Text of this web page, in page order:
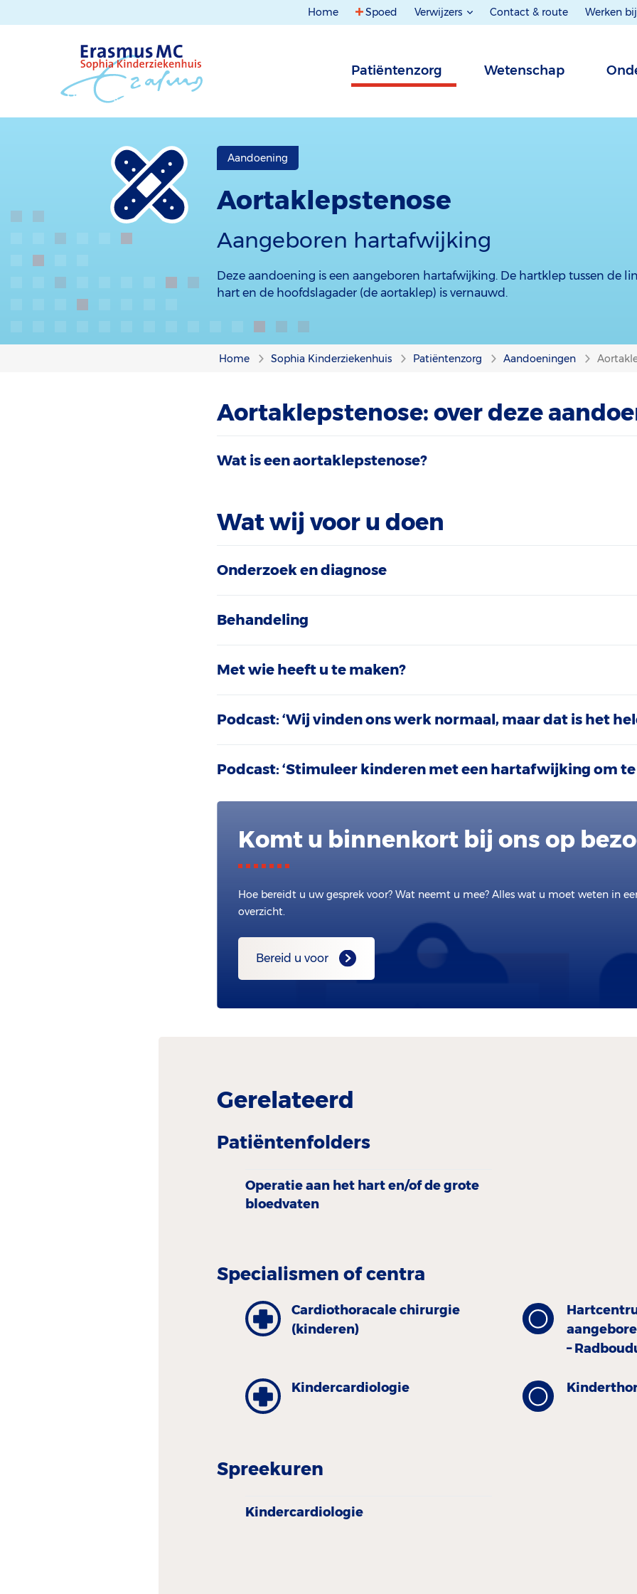
Home Spoed Verwijzers Contact & route Werken bij
Patiëntenzorg Wetenschap
Aandoening
Aortaklepstenose
Aangeboren hartafwijking
Deze aandoening is een aangeboren hartafwijking. De hartklep tussen de
hart en de hoofdslagader (de aortaklep) is vernauwd.
Home Sophia Kinderziekenhuis Patiëntenzorg Aandoeningen
Aortaklepstenose: over deze
Wat is een aortaklepstenose?
Wat wij voor u doen
Onderzoek en diagnose
Behandeling
Met wie heeft u te maken?
Podcast: ‘Wij vinden ons werk normaal, maar dat is het
Podcast: ‘Stimuleer kinderen met een hartafwijking om te
Komt u binnenkort bij ons op
Hoe bereidt u uw gesprek voor? Wat neemt u mee? Alles wat u moet weten in
overzicht.
Bereid u voor
Gerelateerd
Patiëntenfolders
Operatie aan het hart en/of de grote
bloedvaten
Specialismen of centra
Cardiothoracale chirurgie
(kinderen)
–
Kinder­cardiologie
Spreekuren
Kindercardiologie